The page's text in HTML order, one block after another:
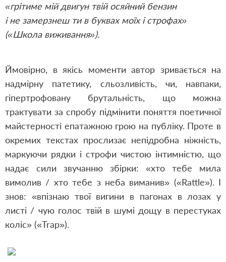
«грітиме мій двигун твій осяйний бензин
і не замерзнеш ти в буквах моїх і строфах»
(«Школа виживання»).
Ймовірно, в якісь моменти автор зривається на
надмірну патетику, сльозливість, чи, навпаки,
гіпертрофовану брутальність, що можна
трактувати за спробу підмінити поняття поетичної
майстерності епатажною грою на публіку. Проте в
окремих текстах прослизає непідробна ніжність,
маркуючи рядки і строфи чистою інтимністю, що
надає сили звучанню збірки: «хто тебе мила
вимолив / хто тебе з неба виманив» («Rattle»). І
знов: «впізнаю твої вигини в пагонах в лозах у
листі / чую голос твій в шумі дощу в перестуках
коліс» («Trap»).